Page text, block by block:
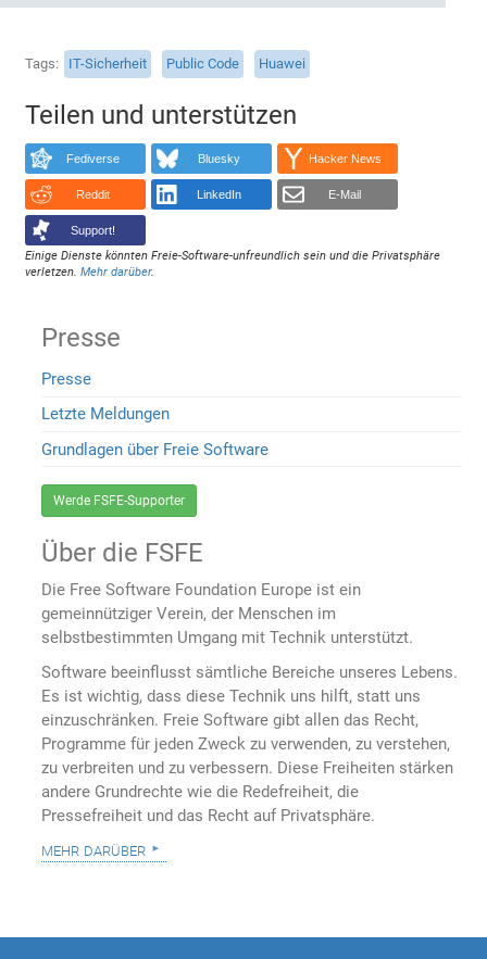
Tags IT-Sicherheit Public Code Huawei
Teilen und unterstützen
Fediverse Bluesky Hacker News
Reddit LinkedIn E-Mail
Support!
Einige Dienste könnten Freie-Software-unfreundlich sein und die Privatsphäre
verletzen.Mehr darüber.
Presse
Presse
Letzte Meldungen
Grundlagen über Freie Software
Werde FSFE-Supporter
Über die FSFE
Die Free Software Foundation Europe ist ein
gemeinnütziger Verein, der Menschen im
selbstbestimmten Umgang mit Technik unterstützt.
Software beeinflusst sämtliche Bereiche unseres Lebens.
Es ist wichtig, dass diese Technik uns hilft, statt uns
einzuschränken. Freie Software gibt allen das Recht,
Programme für jeden Zweck zu verwenden, zu verstehen,
zu verbreiten und zu verbessern. Diese Freiheiten stärken
andere Grundrechte wie die Redefreiheit, die
Pressefreiheit und das Recht auf Privatsphäre.
mehr darüber